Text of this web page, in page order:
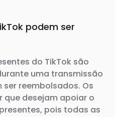
podem ser
do TikTok são
uma transmissão
reembolsados. Os
que desejam apoiar o
pois todas as